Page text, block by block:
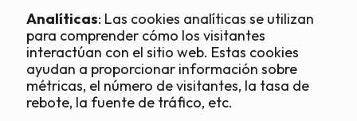
Analíticas: Las cookies analíticas se utilizan
para comprender cómo los visitantes
interactúan con el sitio web. Estas cookies
ayudan a proporcionar información sobre
métricas, el número de visitantes, la tasa de
rebote, la fuente de tráfico, etc.